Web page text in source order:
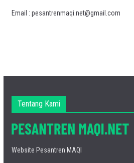
Email : pesantrenmaqi.net@gmail.com
Tentang Kami
Website Pesantren MAQI